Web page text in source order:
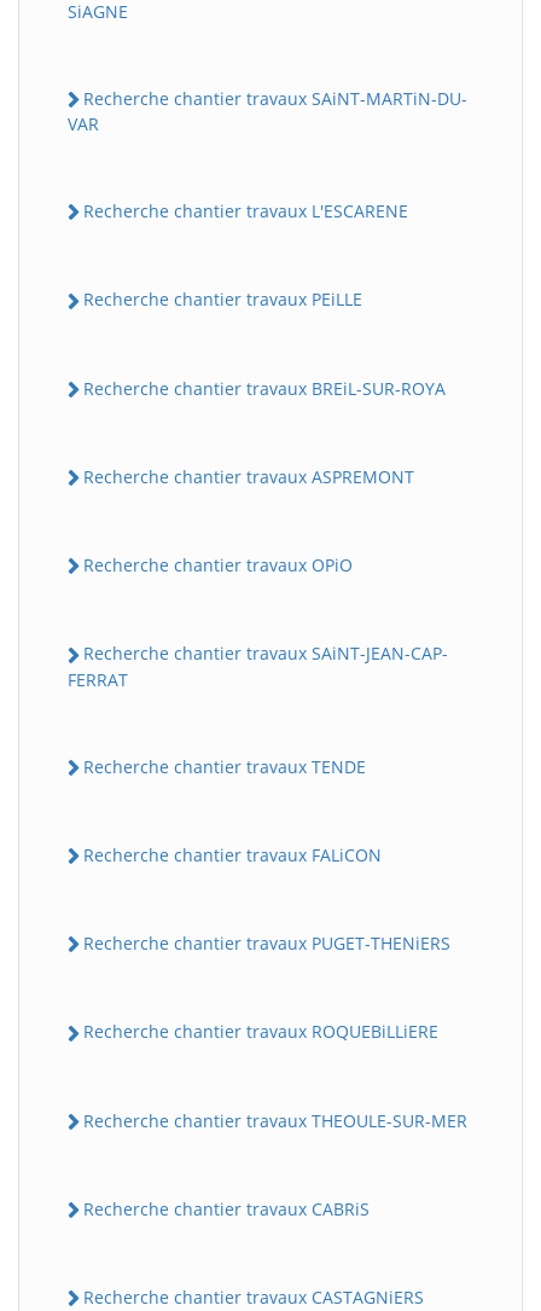
SiAGNE
Recherche chantier travaux SAiNT-MARTiN-DU-
VAR
Recherche chantier travaux L'ESCARENE
Recherche chantier travaux PEiLLE
Recherche chantier travaux BREiL-SUR-ROYA
Recherche chantier travaux ASPREMONT
Recherche chantier travaux OPiO
Recherche chantier travaux SAiNT-JEAN-CAP-
FERRAT
Recherche chantier travaux TENDE
Recherche chantier travaux FALiCON
Recherche chantier travaux PUGET-THENiERS
Recherche chantier travaux ROQUEBiLLiERE
Recherche chantier travaux THEOULE-SUR-MER
Recherche chantier travaux CABRiS
Recherche chantier travaux CASTAGNiERS